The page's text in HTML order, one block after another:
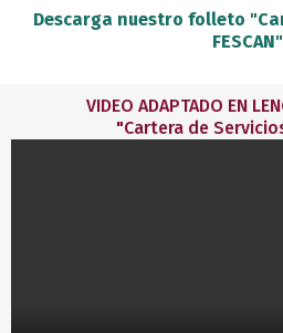
Descarga nuestro folleto
FESCAN"
VIDEO ADAPTADO EN
"Cartera de